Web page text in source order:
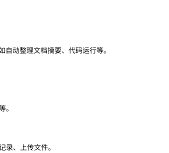
动整理文档摘要、代码运行等。
。
、上传文件。